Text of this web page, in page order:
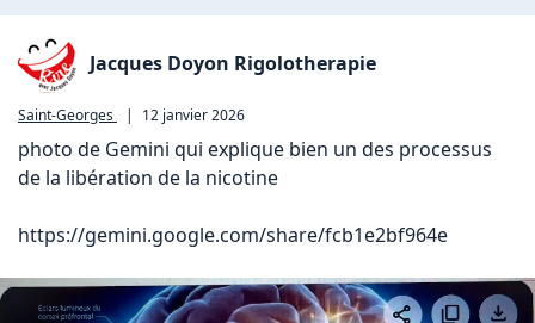
Jacques Doyon Rigolotherapie
Saint-Georges | 12 janvier 2026
photo de Gemini qui explique bien un des processus
de la libération de la nicotine
https://gemini.google.com/share/fcb1e2bf964e